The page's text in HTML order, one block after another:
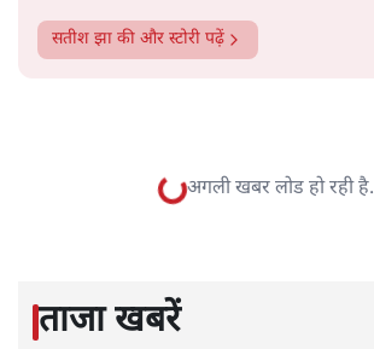
विश्लेषणात्मक और मानवीय स्वरों में से एक हैं।